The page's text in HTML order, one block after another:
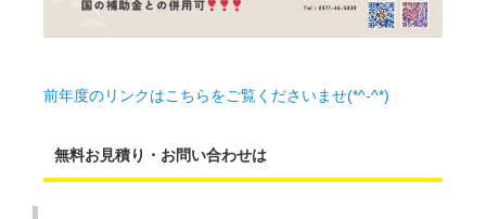
前年度のリンクはこちらをご覧くださいませ(*^-^*)
無料お見積り・お問い合わせは